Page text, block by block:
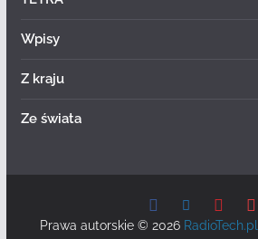
Wpisy
Z kraju
Ze świata
Prawa autorskie © 2026 RadioTech.pl